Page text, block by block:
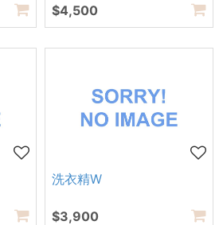
$4,500
洗衣精W
$3,900